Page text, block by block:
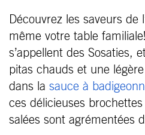
Découvrez les saveurs de
même votre table
s’appellent des Sosaties,
pitas chauds et une
dans la sauce à
ces délicieuses
salées sont agrémentées